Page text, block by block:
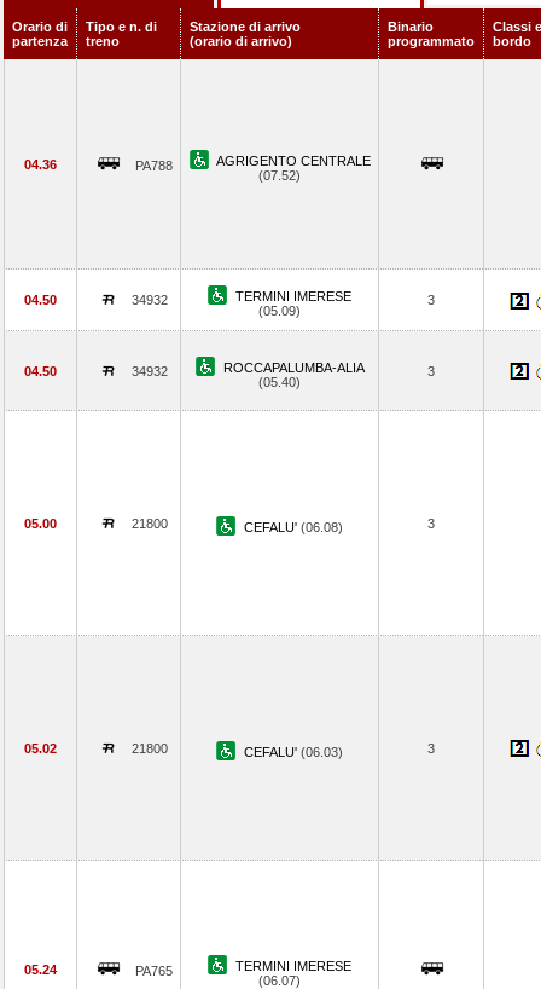
Orario di
partenza
Tipo e n. di
treno
Stazione di arrivo
(orario di arrivo)
Binario
programmato
Classi
bordo
04.36 PA788
AGRIGENTO CENTRALE
(07.52)
04.50 34932
TERMINI IMERESE
(05.09)
3
04.50 34932
ROCCAPALUMBA-ALIA
(05.40)
3
05.00 21800 CEFALU' (06.08) 3
05.02 21800 CEFALU' (06.03) 3
05.24 PA765
TERMINI IMERESE
(06.07)